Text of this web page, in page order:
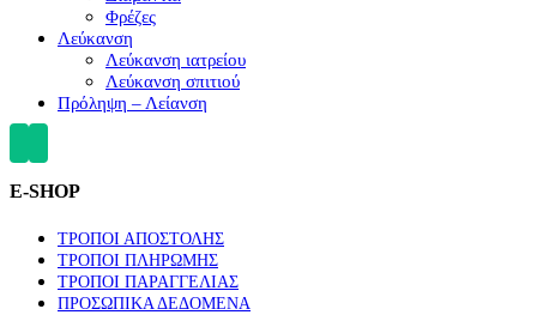
Φρέζες
Λεύκανση
Λεύκανση ιατρείου
Λεύκανση σπιτιού
Πρόληψη – Λείανση
E-SHOP
ΤΡΟΠΟΙ ΑΠΟΣΤΟΛΗΣ
ΤΡΟΠΟΙ ΠΛΗΡΩΜΗΣ
ΤΡΟΠΟΙ ΠΑΡΑΓΓΕΛΙΑΣ
ΠΡΟΣΩΠΙΚΑ ΔΕΔΟΜΕΝΑ